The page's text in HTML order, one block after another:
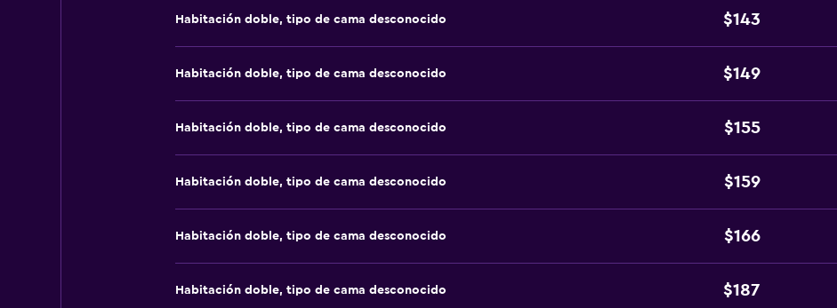
Habitación doble, tipo de cama desconocido $143
Habitación doble, tipo de cama desconocido $149
Habitación doble, tipo de cama desconocido $155
Habitación doble, tipo de cama desconocido $159
Habitación doble, tipo de cama desconocido $166
Habitación doble, tipo de cama desconocido $187